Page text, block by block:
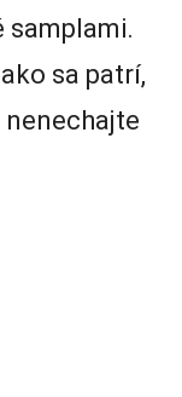
samplami.
sa patrí,